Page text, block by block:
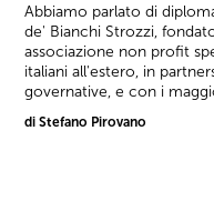
Abbiamo parlato di
de' Bianchi Strozzi,
associazione non profit
italiani all'estero, in
governative, e con i
di Stefano Pirovano